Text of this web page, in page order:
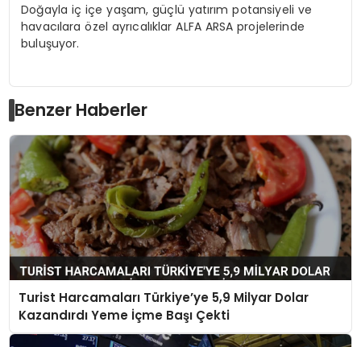
Doğayla iç içe yaşam, güçlü yatırım potansiyeli ve
havacılara özel ayrıcalıklar ALFA ARSA projelerinde
buluşuyor.
Benzer Haberler
Turist Harcamaları Türkiye’ye 5,9 Milyar Dolar
Kazandırdı Yeme İçme Başı Çekti